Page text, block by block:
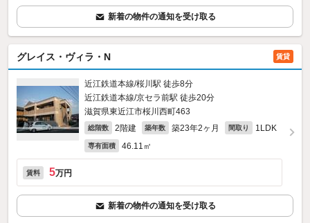
新着の物件の通知を受け取る
グレイス・ヴィラ・N 賃貸
近江鉄道本線/桜川駅 徒歩8分
近江鉄道本線/京セラ前駅 徒歩20分
滋賀県東近江市桜川西町463
総階数 2階建 築年数 築23年2ヶ月 間取り 1LDK
専有面積 46.11㎡
賃料 5万円
新着の物件の通知を受け取る